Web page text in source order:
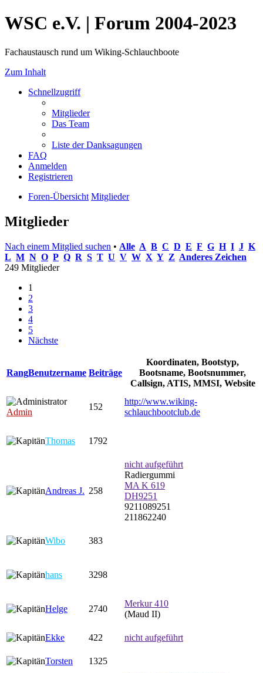
WSC e.V. | Forum 2004-2023
Fachaustausch rund um Wiking-Schlauchboote
Zum Inhalt
Schnellzugriff
Mitglieder
Das Team
Liste der Danksagungen
FAQ
Anmelden
Registrieren
Foren-Übersicht Mitglieder
Mitglieder
Nach einem Mitglied suchen • Alle A B C D E F G H I J K
L M N O P Q R S T U V W X Y Z Anderes Zeichen
249 Mitglieder
1
2
3
4
5
Nächste
RangBenutzername Beiträge
Koordinaten, Bootstyp,
Bootsname, Bootsnummer,
Callsign, ATIS, MMSI, Website
Admin
152
http://www.wiking-
schlauchbootclub.de
Thomas 1792
Andreas J. 258
nicht aufgeführt
Radiergummi
MA K 619
DH9251
9211089251
211862240
Wibo 383
hans 3298
Helge 2740
Merkur 410
(Maud II)
Ekke 422 nicht aufgeführt
Torsten 1325